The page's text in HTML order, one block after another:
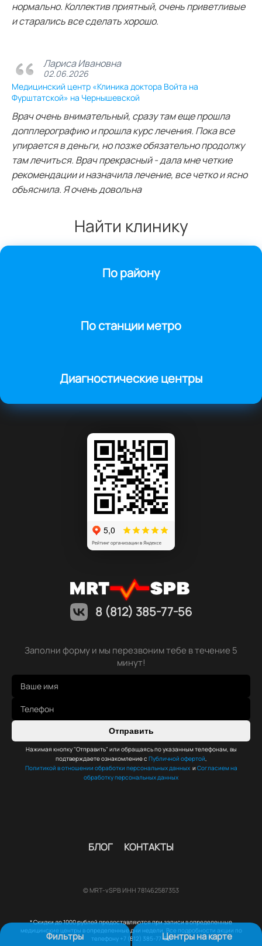
Фильтры Центры на карте
нормально. Коллектив приятный, очень приветливые
и старались все сделать хорошо.
Лариса Ивановна
02.06.2026
Медицинский центр «Клиника доктора Войта на
Фурштатской» на Чернышевской
Врач очень внимательный, сразу там еще прошла
допплерографию и прошла курс лечения. Пока все
упирается в деньги, но позже обязательно продолжу
там лечиться. Врач прекрасный - дала мне четкие
рекомендации и назначила лечение, все четко и ясно
объяснила. Я очень довольна
Найти клинику
По району
По станции метро
Диагностические центры
8 (812) 385-77-56
Заполни форму и мы перезвоним тебе в течение 5
минут!
Отправить
Нажимая кнопку "Отправить" или обращаясь по указанным телефонам, вы
подтверждаете ознакомление с Публичной офертой,
Политикой в отношении обработки персональных данных и Согласием на
обработку персональных данных
БЛОГ КОНТАКТЫ
© MRT-vSPB ИНН 781462587353
* Скидки до 1000 рублей предоставляются при записи в определенные
медицинские центры в определенные дни недели. Все подробности акции по
телефону +7 (812) 385-77-56